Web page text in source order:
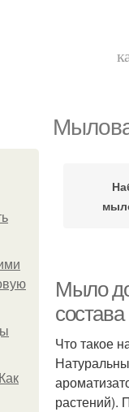
Мыло
Что такое
растений).